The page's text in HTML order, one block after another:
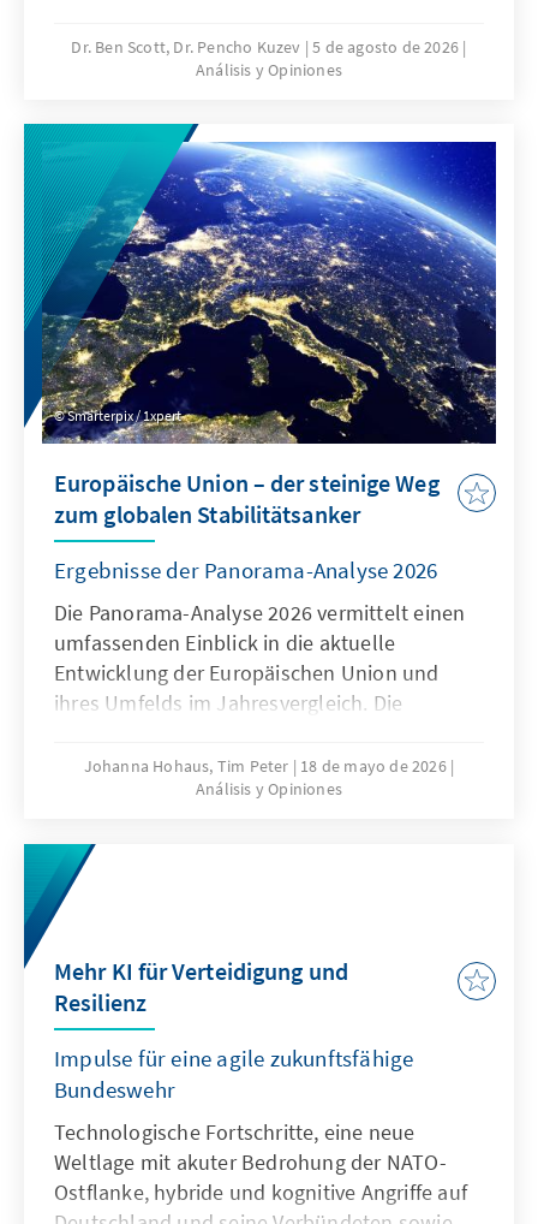
unter 16-Jährige reagieren viele Staaten auf
gefährliche digitale Produkte und die
Plattformen. Es sollte mit einem EU-weiten
System zertifizierter Ausnahmen verbunden
werden, um die Regeln für digitale Dienste
neu auszurichten: Kinder müssen wirksam
geschützt werden, zugleich muss der Markt
für europäische Alternativen zum heutigen
Oligopol geöffnet werden.
Dr. Ben Scott, Dr. Pencho Kuzev 5 de agosto de 2026
Análisis y Opiniones
Smarterpix / 1xpert
Europäische Union – der steinige Weg
zum globalen Stabilitätsanker
Ergebnisse der Panorama-Analyse 2026
Die Panorama-Analyse 2026 vermittelt einen
umfassenden Einblick in die aktuelle
Entwicklung der Europäischen Union und
ihres Umfelds im Jahresvergleich. Die
multithematische Standortbestimmung in
den Bereichen Innovation und
Ausrichtung der Mitgliedstaaten und Globales
Umfeld. Durch die Verwendung qualitativer
und quantitativer Indikatoren gibt sie
Entwicklungen.
Johanna Hohaus, Tim Peter
18 de mayo de 2026
Análisis y Opiniones
Mehr KI für Verteidigung und
Resilienz
Impulse für eine agile zukunftsfähige
Bundeswehr
Technologische Fortschritte, eine neue
Weltlage mit akuter Bedrohung der NATO-
Ostflanke, hybride und kognitive Angriffe auf